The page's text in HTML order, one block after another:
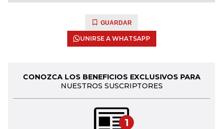
GUARDAR
UNIRSE A WHATSAPP
CONOZCA LOS BENEFICIOS EXCLUSIVOS PARA
NUESTROS SUSCRIPTORES
1